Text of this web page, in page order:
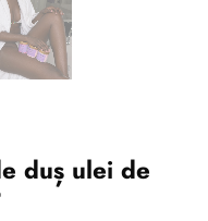
duș ulei de